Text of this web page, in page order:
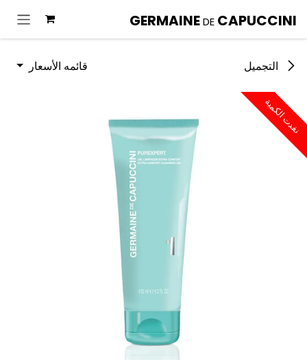
GERMAINEDE CAPUCCINI
التجميل قائمه الأسعار
نفدت الكمية